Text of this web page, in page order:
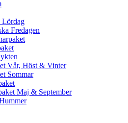
Lördag
Fredagen
Vår, Höst & Vinter
Sommar
Maj & September